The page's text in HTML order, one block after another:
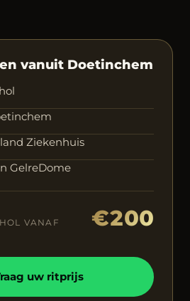
vanuit Doetinchem
Ziekenhuis
GelreDome
VANAF €200
uw ritprijs